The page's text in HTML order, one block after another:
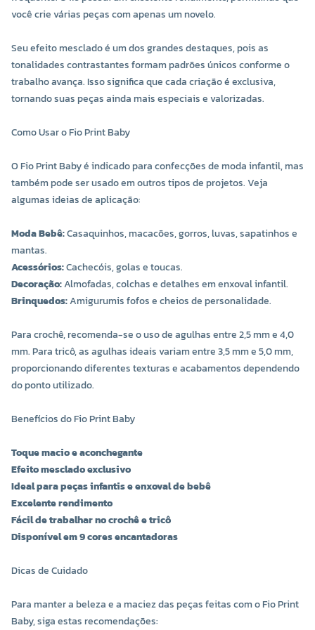
COR 9732
R$ 29,20 UNIDADE
COR 9737
COR 9822
R$ 29,20 UNIDADE
-
você crie várias peças com apenas um novelo.
Seu efeito mesclado é um dos grandes destaques, pois as
tonalidades contrastantes formam padrões únicos conforme o
trabalho avança. Isso significa que cada criação é exclusiva,
tornando suas peças ainda mais especiais e valorizadas.
Como Usar o Fio Print Baby
O Fio Print Baby é indicado para confecções de moda infantil, mas
também pode ser usado em outros tipos de projetos. Veja
algumas ideias de aplicação:
Moda Bebê:Casaquinhos, macacões, gorros, luvas, sapatinhos e
mantas.
Acessórios:Cachecóis, golas e toucas.
Decoração:Almofadas, colchas e detalhes em enxoval infantil.
Brinquedos:Amigurumis fofos e cheios de personalidade.
Para crochê, recomenda-se o uso de agulhas entre 2,5 mm e 4,0
mm. Para tricô, as agulhas ideais variam entre 3,5 mm e 5,0 mm,
proporcionando diferentes texturas e acabamentos dependendo
do ponto utilizado.
Benefícios do Fio Print Baby
Toque macio e aconchegante
Efeito mesclado exclusivo
Ideal para peças infantis e enxoval de bebê
Excelente rendimento
Fácil de trabalhar no crochê e tricô
Disponível em 9 cores encantadoras
Dicas de Cuidado
Para manter a beleza e a maciez das peças feitas com o Fio Print
Baby, siga estas recomendações: